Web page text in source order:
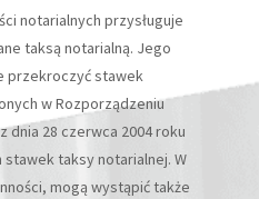
notarialnych przysługuje
taksą notarialną. Jego
przekroczyć stawek
w Rozporządzeniu
dnia 28 czerwca 2004 roku
taksy notarialnej. W
mogą wystąpić także